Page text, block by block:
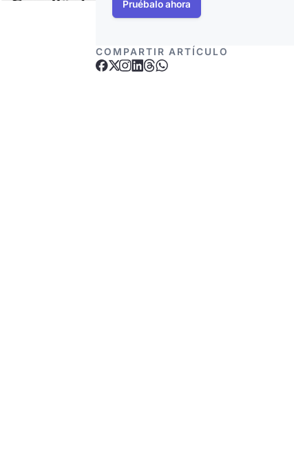
Pruébalo ahora
COMPARTIR ARTÍCULO